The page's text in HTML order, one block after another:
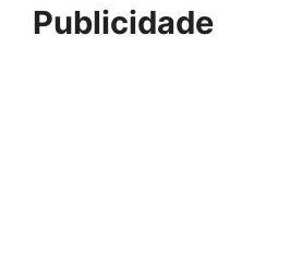
Publicidade